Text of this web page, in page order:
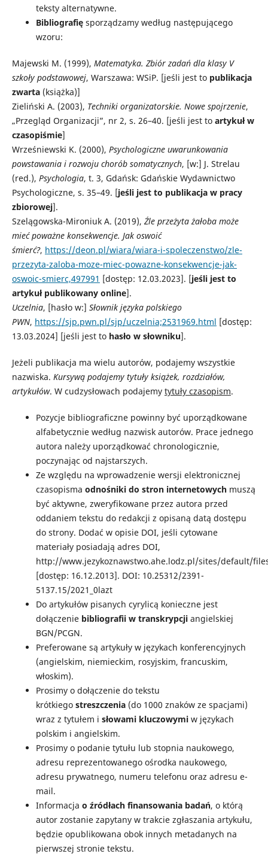
teksty alternatywne.
Bibliografięsporządzamy według następującego
wzoru:
Majewski M. (1999), Matematyka. Zbiór zadań dla klasy V
szkoły podstawowej, Warszawa: WSiP. [jeśli jest to publikacja
zwarta(książka)]
Zieliński A. (2003), Techniki organizatorskie. Nowe spojrzenie,
„Przegląd Organizacji”, nr 2, s. 26–40. [jeśli jest to artykuł w
czasopiśmie]
Wrześniewski K. (2000), Psychologiczne uwarunkowania
powstawania i rozwoju chorób somatycznych, [w:] J. Strelau
(red.), Psychologia, t. 3, Gdańsk: Gdańskie Wydawnictwo
Psychologiczne, s. 35–49. [jeśli jest to publikacja w pracy
zbiorowej].
Szelągowska-Mironiuk A. (2019), Źle przeżyta żałoba może
mieć poważne konsekwencje. Jak oswoić
śmierć?, https://deon.pl/wiara/wiara-i-spoleczenstwo/zle-
przezyta-zaloba-moze-miec-powazne-konsekwencje-jak-
oswoic-smierc,497991 [dostęp: 12.03.2023]. [jeśli jest to
artykuł publikowany online].
Uczelnia, [hasło w:] Słownik języka polskiego
PWN, https://sjp.pwn.pl/sjp/uczelnia;2531969.html [dostęp:
13.03.2024] [jeśli jest to hasło w słowniku].
Jeżeli publikacja ma wielu autorów, podajemy wszystkie
nazwiska. Kursywą podajemy tytuły książek, rozdziałów,
artykułów. W cudzysłowach podajemy tytuły czasopism.
Pozycje bibliograficzne powinny być uporządkowane
alfabetycznie według nazwisk autorów. Prace jednego
autora należy uporządkować chronologicznie,
poczynając od najstarszych.
Ze względu na wprowadzenie wersji elektronicznej
czasopisma odnośniki do stron internetowychmuszą
być aktywne, zweryfikowane przez autora przed
oddaniem tekstu do redakcji z opisaną datą dostępu
do strony. Dodać w opisie DOI, jeśli cytowane
materiały posiadają adres DOI,
http://www.jezykoznawstwo.ahe.lodz.pl/sites/default/files/
[dostęp: 16.12.2013]. DOI: 10.25312/2391-
5137.15/2021_0lazt
Do artykułów pisanych cyrylicą konieczne jest
dołączenie bibliografii w transkrypcjiangielskiej
BGN/PCGN.
Preferowane są artykuły w językach konferencyjnych
(angielskim, niemieckim, rosyjskim, francuskim,
włoskim).
Prosimy o dołączenie do tekstu
krótkiego streszczenia(do 1000 znaków ze spacjami)
wraz z tytułem i słowami kluczowymiw językach
polskim i angielskim.
Prosimy o podanie tytułu lub stopnia naukowego,
adresu reprezentowanego ośrodka naukowego,
adresu prywatnego, numeru telefonu oraz adresu e-
mail.
Informacja o źródłach finansowania badań, o którą
autor zostanie zapytany w trakcie zgłaszania artykułu,
będzie opublikowana obok innych metadanych na
pierwszej stronie tekstu.